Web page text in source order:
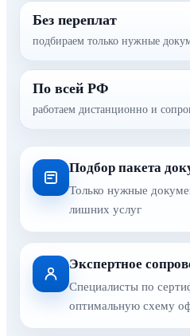
Без переплат
подбираем только нужные
По всей РФ
работаем дистанционно и
Подбор пакета
Только нужные
лишних услуг
Экспертное
Специалисты по
оптимальную схему